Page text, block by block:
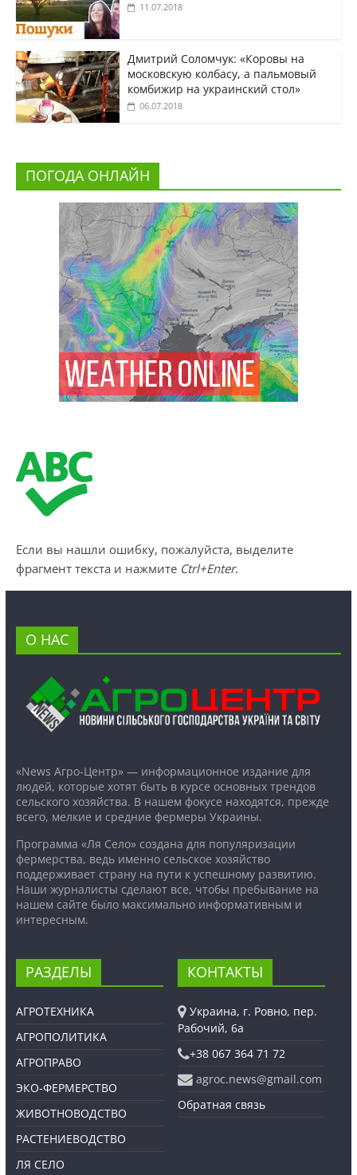
11.07.2018
Дмитрий Соломчук: «Коровы на
московскую колбасу, а пальмовый
комбижир на украинский стол»
06.07.2018
ПОГОДА ОНЛАЙН
Если вы нашли ошибку, пожалуйста, выделите
фрагмент текста и нажмите Ctrl+Enter.
О НАС
«News Агро-Центр» — информационное издание для
людей, которые хотят быть в курсе основных трендов
сельского хозяйства. В нашем фокусе находятся, прежде
всего, мелкие и средние фермеры Украины.
Программа «Ля Село» создана для популяризации
фермерства, ведь именно сельское хозяйство
поддерживает страну на пути к успешному развитию.
Наши журналисты сделают все, чтобы пребывание на
нашем сайте было максимально информативным и
интересным.
РАЗДЕЛЫ
АГРОТЕХНИКА
АГРОПОЛИТИКА
АГРОПРАВО
ЭКО-ФЕРМЕРСТВО
ЖИВОТНОВОДСТВО
РАСТЕНИЕВОДСТВО
ЛЯ СЕЛО
КОНТАКТЫ
Украина, г. Ровно, пер.
Рабочий, 6а
+38 067 364 71 72
agroc.news@gmail.com
Обратная связь